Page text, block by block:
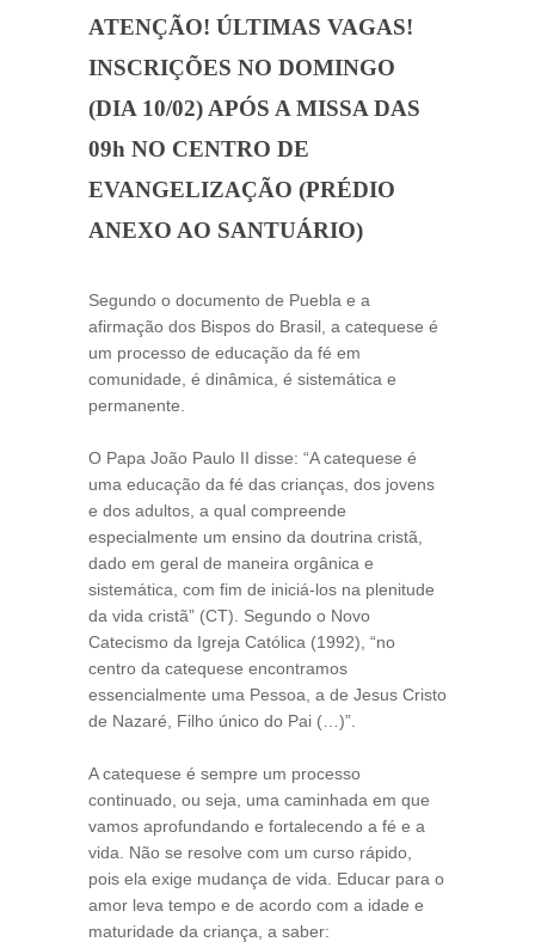
ATENÇÃO! ÚLTIMAS VAGAS!
INSCRIÇÕES NO DOMINGO
(DIA 10/02) APÓS A MISSA DAS
09h NO CENTRO DE
EVANGELIZAÇÃO (PRÉDIO
ANEXO AO SANTUÁRIO)
Segundo o documento de Puebla e a
afirmação dos Bispos do Brasil, a catequese é
um processo de educação da fé em
comunidade, é dinâmica, é sistemática e
permanente.
O Papa João Paulo II disse: “A catequese é
uma educação da fé das crianças, dos jovens
e dos adultos, a qual compreende
especialmente um ensino da doutrina cristã,
dado em geral de maneira orgânica e
sistemática, com fim de iniciá-los na plenitude
da vida cristã” (CT). Segundo o Novo
Catecismo da Igreja Católica (1992), “no
centro da catequese encontramos
essencialmente uma Pessoa, a de Jesus Cristo
de Nazaré, Filho único do Pai (…)”.
A catequese é sempre um processo
continuado, ou seja, uma caminhada em que
vamos aprofundando e fortalecendo a fé e a
vida. Não se resolve com um curso rápido,
pois ela exige mudança de vida. Educar para o
amor leva tempo e de acordo com a idade e
maturidade da criança, a saber: